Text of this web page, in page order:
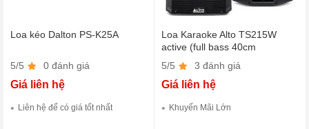
Loa kéo Dalton PS-K25A
5/5 0 đánh giá
Giá liên hệ
Liên hệ để có giá tốt nhất
Loa Karaoke Alto TS215W
active (full bass 40cm
5/5 3 đánh giá
Giá liên hệ
Khuyến Mãi Lớn